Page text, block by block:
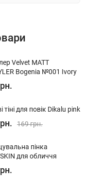
Velvet MATT
Bogenia №001 Ivory
тіні для повік Dikalu pink
169 грн.
пінка
для обличчя